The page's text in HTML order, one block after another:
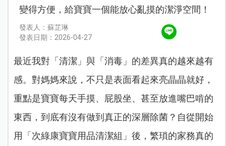
變得方便，給寶寶一個能放心亂摸的潔淨空間！
發表人：蘇芷琳
發表日期：2026-04-27
最近我對「清潔」與「消毒」的差異真的越來越有
感。對媽媽來說，不只是表面看起來亮晶晶就好，
重點是寶寶每天手摸、屁股坐、甚至放進嘴巴啃的
東西，到底有沒有做到真正的深層除菌？ 自從開始
用「次綠康寶寶用品清潔組」後，繁瑣的家務真的